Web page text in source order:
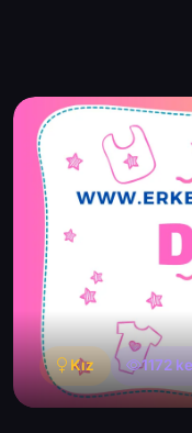
Kız 1172